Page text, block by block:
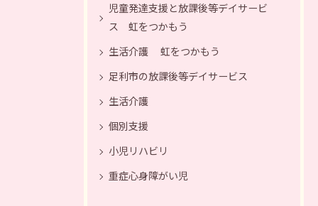
児童発達支援と放課後等デイサービ
ス 虹をつかもう
生活介護 虹をつかもう
足利市の放課後等デイサービス
生活介護
個別支援
小児リハビリ
重症心身障がい児